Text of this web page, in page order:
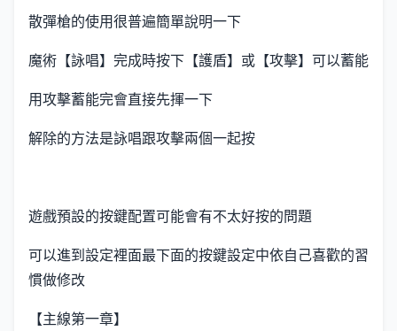
散彈槍的使用很普遍簡單說明一下
魔術【詠唱】完成時按下【護盾】或【攻擊】可以蓄能
用攻擊蓄能完會直接先揮一下
解除的方法是詠唱跟攻擊兩個一起按
遊戲預設的按鍵配置可能會有不太好按的問題
可以進到設定裡面最下面的按鍵設定中依自己喜歡的習
慣做修改
【主線第一章】